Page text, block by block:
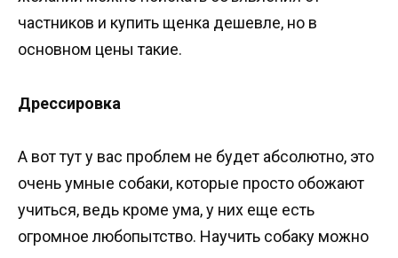
частников и купить щенка дешевле, но в
основном цены такие.
Дрессировка
А вот тут у вас проблем не будет абсолютно, это
очень умные собаки, которые просто обожают
учиться, ведь кроме ума, у них еще есть
огромное любопытство. Научить собаку можно